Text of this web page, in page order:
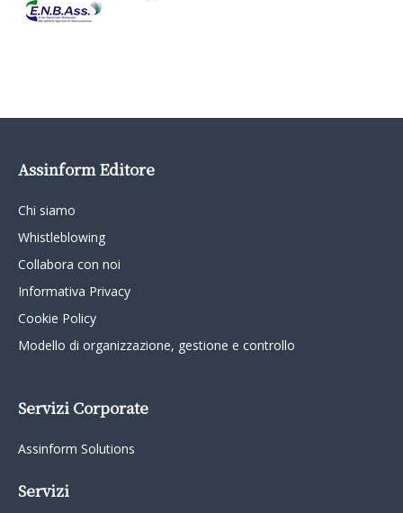
Assinform Editore
Chi siamo
Whistleblowing
Collabora con noi
Informativa Privacy
Cookie Policy
Modello di organizzazione, gestione e controllo
Servizi Corporate
Assinform Solutions
Servizi